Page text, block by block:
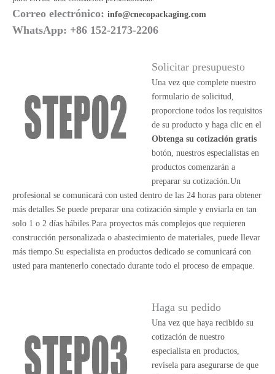
Correo electrónico: info@cnecopackaging.com
WhatsApp: +86 152-2173-2206
Solicitar presupuesto
Una vez que complete nuestro
formulario de solicitud,
proporcione todos los requisitos
de su producto y haga clic en el
Obtenga su cotización gratis
botón, nuestros especialistas en
productos comenzarán a
preparar su cotización.Un
profesional se comunicará con usted dentro de las 24 horas para obtener
más detalles.Se puede preparar una cotización simple y enviarla en tan
solo 1 o 2 días hábiles.Para proyectos más complejos que requieren
construcción personalizada o abastecimiento de materiales, puede llevar
más tiempo.Su especialista en productos dedicado se comunicará con
usted para mantenerlo conectado durante todo el proceso de empaque.
Haga su pedido
Una vez que haya recibido su
cotización de nuestro
especialista en productos,
revísela para asegurarse de que